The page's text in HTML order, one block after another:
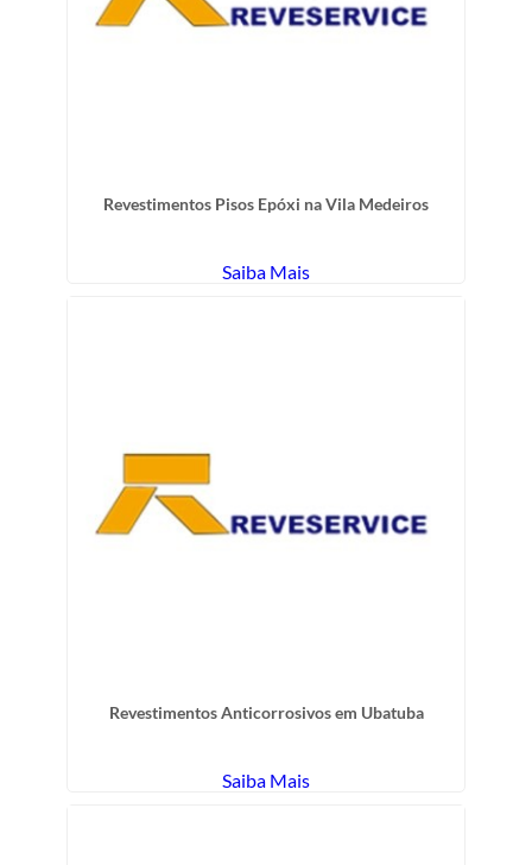
Revestimentos Pisos Epóxi na Vila Medeiros
Saiba Mais
Revestimentos Anticorrosivos em Ubatuba
Saiba Mais